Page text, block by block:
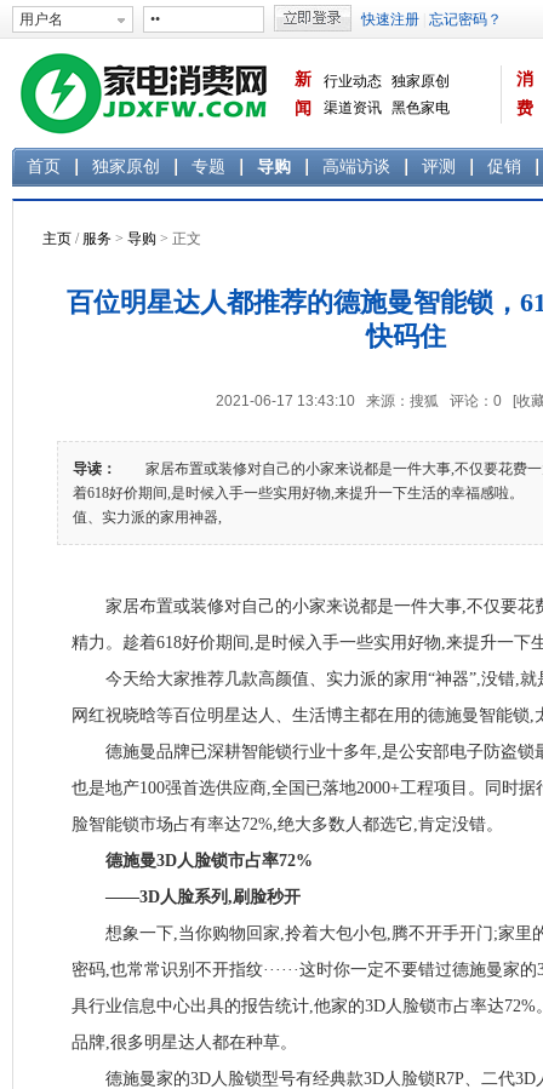
新
闻
行业动态 独家原创
渠道资讯 黑色家电
消
费
首页 独家原创 专题 导购 高端访谈 评测 促销
主页 / 服务 > 导购 > 正文
百位明星达人都推荐的德施曼智能锁，
快码住
2021-06-17 13:43:10 来源：搜狐 评论： 0 [收
导读：
家居布置或装修对自己的小家来说都是一件大事,不仅要花费一
着618好价期间,是时候入手一些实用好物,来提升一下生活的幸福感啦
值、实力派的家用神器,
家居布置或装修对自己的小家来说都是一件大事,不仅要花
精力。趁着618好价期间,是时候入手一些实用好物,来提升一下
今天给大家推荐几款高颜值、实力派的家用“神器”,没错,就
网红祝晓晗等百位明星达人、生活博主都在用的德施曼智能锁,
德施曼品牌已深耕智能锁行业十多年,是公安部电子防盗锁
也是地产100强首选供应商,全国已落地2000+工程项目。同时
脸智能锁市场占有率达72%,绝大多数人都选它,肯定没错。
德施曼3D人脸锁市占率72%
——3D人脸系列,刷脸秒开
想象一下,当你购物回家,拎着大包小包,腾不开手开门;家里
密码,也常常识别不开指纹······这时你一定不要错过德施曼家
具行业信息中心出具的报告统计,他家的3D人脸锁市占率达
品牌,很多明星达人都在种草。
德施曼家的3D人脸锁型号有经典款3D人脸锁R7P、二代3D